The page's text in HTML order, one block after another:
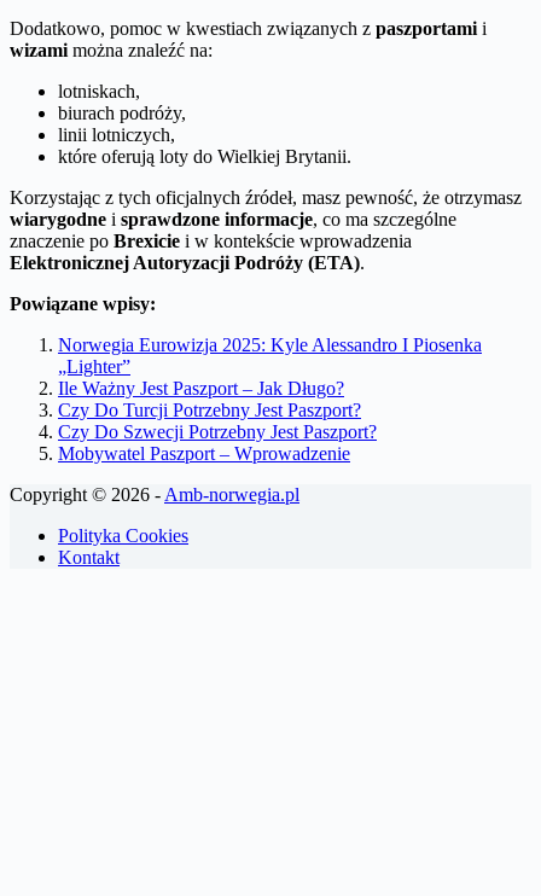
Dodatkowo, pomoc w kwestiach związanych z paszportami i
wizami można znaleźć na:
lotniskach,
biurach podróży,
linii lotniczych,
które oferują loty do Wielkiej Brytanii.
Korzystając z tych oficjalnych źródeł, masz pewność, że otrzymasz
wiarygodne i sprawdzone informacje, co ma szczególne
znaczenie po Brexicie i w kontekście wprowadzenia
Elektronicznej Autoryzacji Podróży (ETA).
Powiązane wpisy:
Norwegia Eurowizja 2025: Kyle Alessandro I Piosenka
„Lighter”
Ile Ważny Jest Paszport – Jak Długo?
Czy Do Turcji Potrzebny Jest Paszport?
Czy Do Szwecji Potrzebny Jest Paszport?
Mobywatel Paszport – Wprowadzenie
Copyright © 2026 - Amb-norwegia.pl
Polityka Cookies
Kontakt